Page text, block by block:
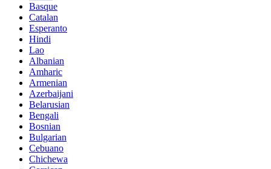
Basque
Catalan
Esperanto
Hindi
Lao
Albanian
Amharic
Armenian
Azerbaijani
Belarusian
Bengali
Bosnian
Bulgarian
Cebuano
Chichewa